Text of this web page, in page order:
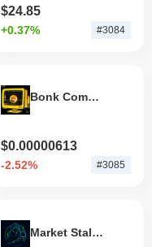
$24.85
+0.37% #3084
Bonk Computer Token
$0.00000613
-2.52% #3085
Market Stalker